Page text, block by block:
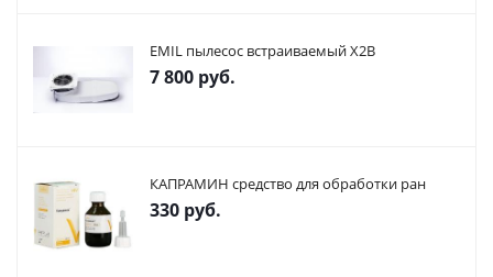
EMIL пылесос встраиваемый X2В
7 800 руб.
КАПРАМИН средство для обработки ран
330 руб.